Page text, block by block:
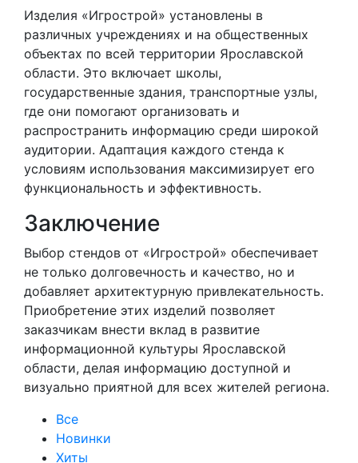
Изделия «Игрострой» установлены в
различных учреждениях и на общественных
объектах по всей территории Ярославской
области. Это включает школы,
государственные здания, транспортные узлы,
где они помогают организовать и
распространить информацию среди широкой
аудитории. Адаптация каждого стенда к
условиям использования максимизирует его
функциональность и эффективность.
Заключение
Выбор стендов от «Игрострой» обеспечивает
не только долговечность и качество, но и
добавляет архитектурную привлекательность.
Приобретение этих изделий позволяет
заказчикам внести вклад в развитие
информационной культуры Ярославской
области, делая информацию доступной и
визуально приятной для всех жителей региона.
Все
Новинки
Хиты